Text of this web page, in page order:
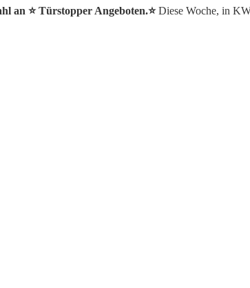
an ⭐️ Türstopper Angeboten.⭐️Diese Woche, in